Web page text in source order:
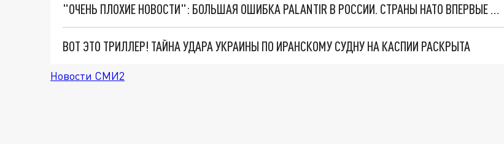
"ОЧЕНЬ ПЛОХИЕ НОВОСТИ": БОЛЬШАЯ ОШИБКА PALANTIR В РОССИИ. СТРАНЫ НАТО ВПЕРВЫЕ ЗА СВО ОСТАНОВИЛИ ПОСТАВКИ ОРУЖИЯ. ВСУ ТЕРЯЮТ ПРИГРАНИЧЬЕ?
ВОТ ЭТО ТРИЛЛЕР! ТАЙНА УДАРА УКРАИНЫ ПО ИРАНСКОМУ СУДНУ НА КАСПИИ РАСКРЫТА
Новости СМИ2